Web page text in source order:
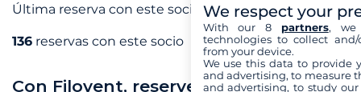
Última reserva con este socio enmayo 2026
136 reservas con este socio
Con Filovent, reserve sus vacaciones
We respect your
With our 8 partners, we
technologies to collect
from your device.
We use this data to provide
and advertising, to measure
and advertising, to study